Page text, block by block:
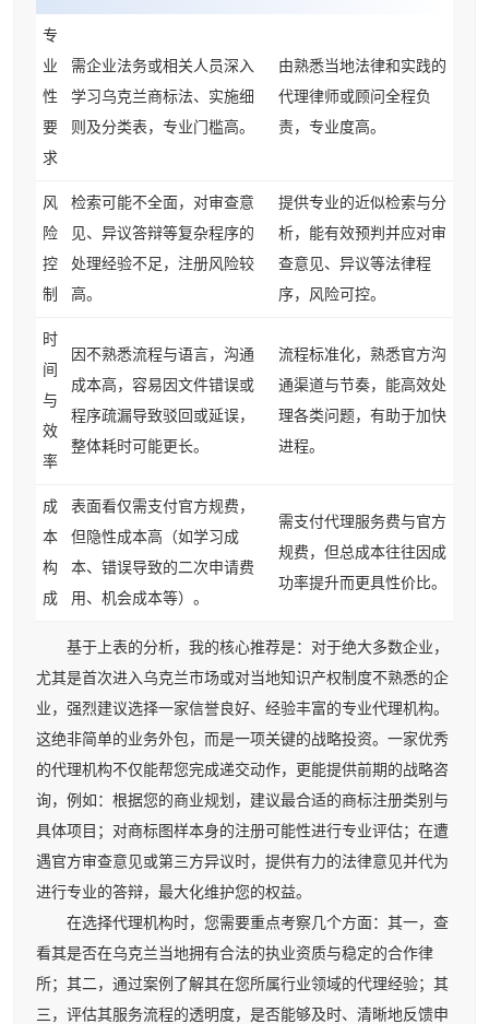
专
业
性
要
求
需企业法务或相关人员深入
学习乌克兰商标法、实施细
则及分类表，专业门槛高。
由熟悉当地法律和实践的
代理律师或顾问全程负
责，专业度高。
风
险
控
制
检索可能不全面，对审查意
见、异议答辩等复杂程序的
处理经验不足，注册风险较
高。
提供专业的近似检索与分
析，能有效预判并应对审
查意见、异议等法律程
序，风险可控。
时
间
与
效
率
因不熟悉流程与语言，沟通
成本高，容易因文件错误或
程序疏漏导致驳回或延误，
整体耗时可能更长。
流程标准化，熟悉官方沟
通渠道与节奏，能高效处
理各类问题，有助于加快
进程。
成
本
构
成
表面看仅需支付官方规费，
但隐性成本高（如学习成
本、错误导致的二次申请费
用、机会成本等）。
需支付代理服务费与官方
规费，但总成本往往因成
功率提升而更具性价比。
基于上表的分析，我的核心推荐是：对于绝大多数企业，
尤其是首次进入乌克兰市场或对当地知识产权制度不熟悉的企
业，强烈建议选择一家信誉良好、经验丰富的专业代理机构。
这绝非简单的业务外包，而是一项关键的战略投资。一家优秀
的代理机构不仅能帮您完成递交动作，更能提供前期的战略咨
询，例如：根据您的商业规划，建议最合适的商标注册类别与
具体项目；对商标图样本身的注册可能性进行专业评估；在遭
遇官方审查意见或第三方异议时，提供有力的法律意见并代为
进行专业的答辩，最大化维护您的权益。
在选择代理机构时，您需要重点考察几个方面：其一，查
看其是否在乌克兰当地拥有合法的执业资质与稳定的合作律
所；其二，通过案例了解其在您所属行业领域的代理经验；其
三，评估其服务流程的透明度，是否能够及时、清晰地反馈申